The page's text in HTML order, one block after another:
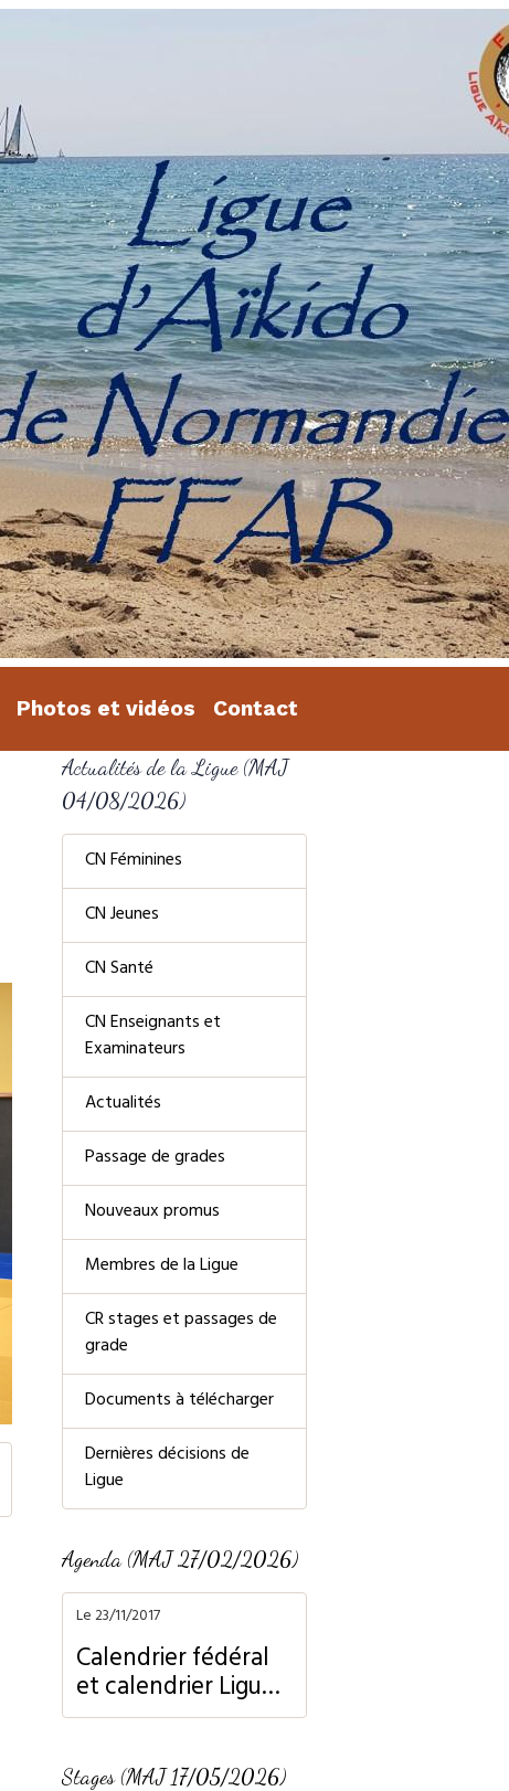
Photos et vidéos Contact
Actualités de la Ligue (MAJ
04/08/2026)
CN Féminines
CN Jeunes
CN Santé
CN Enseignants et
Examinateurs
Actualités
Passage de grades
Nouveaux promus
Membres de la Ligue
CR stages et passages de
grade
Documents à télécharger
Dernières décisions de
Ligue
Agenda (MAJ 27/02/2026)
Le 23/11/2017
Calendrier fédéral
et calendrier Ligue
Normandie
Stages (MAJ 17/05/2026)